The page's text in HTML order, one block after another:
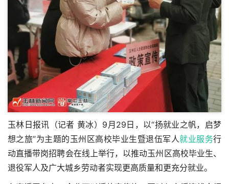
玉林日报讯（记者 黄冰）9月29日，以“扬就业之帆，启梦
想之旅”为主题的玉州区高校毕业生暨退伍军人就业服务行
动直播带岗招聘会在线上举行，以推动玉州区高校毕业生、
退役军人及广大城乡劳动者实现更高质量和更充分就业。